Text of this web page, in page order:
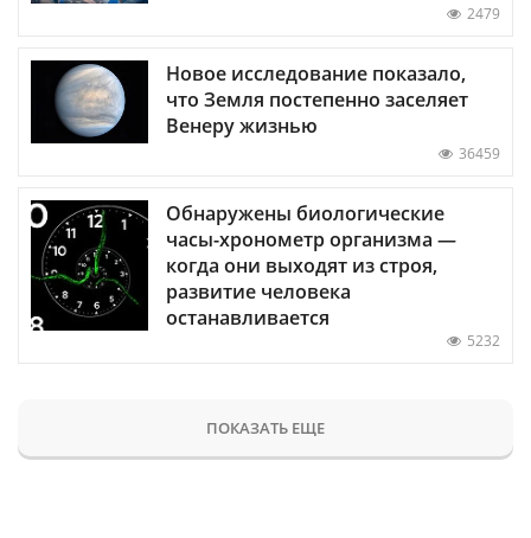
2479
Новое исследование показало,
что Земля постепенно заселяет
Венеру жизнью
36459
Обнаружены биологические
часы-хронометр организма —
когда они выходят из строя,
развитие человека
останавливается
5232
ПОКАЗАТЬ ЕЩЕ